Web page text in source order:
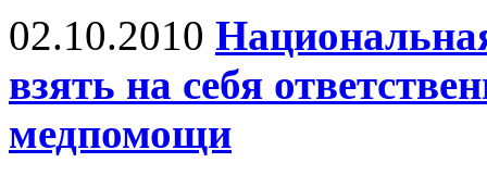
02.10.2010
взять на себя
медпомощи